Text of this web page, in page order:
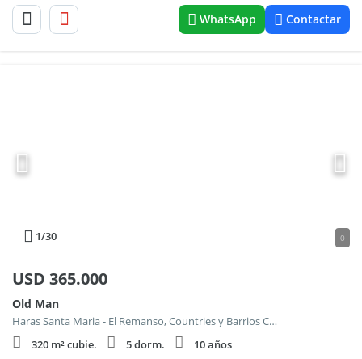
WhatsApp Contactar
1/30 0
USD 365.000
Old Man
Haras Santa Maria - El Remanso, Countries y Barrios Cerrados en Escobar
320 m² cubie.
5 dorm.
10 años